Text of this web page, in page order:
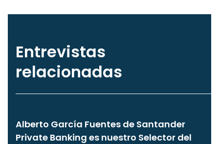
Entrevistas
relacionadas
Alberto García Fuentes de Santander
Private Banking es nuestro Selector del